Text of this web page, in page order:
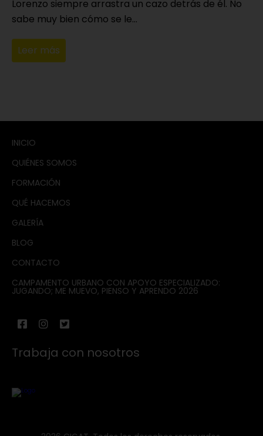
Lorenzo siempre arrastra un cazo detrás de él. No
sabe muy bien cómo se le...
Leer más
INICIO
QUIÉNES SOMOS
FORMACIÓN
QUÉ HACEMOS
GALERÍA
BLOG
CONTACTO
CAMPAMENTO URBANO CON APOYO ESPECIALIZADO:
JUGANDO; ME MUEVO, PIENSO Y APRENDO 2026
Trabaja con nosotros